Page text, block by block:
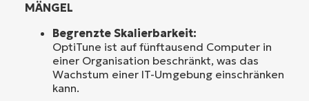
MÄNGEL
Begrenzte Skalierbarkeit:
OptiTune ist auf fünftausend Computer in
einer Organisation beschränkt, was das
Wachstum einer IT-Umgebung einschränken
kann.